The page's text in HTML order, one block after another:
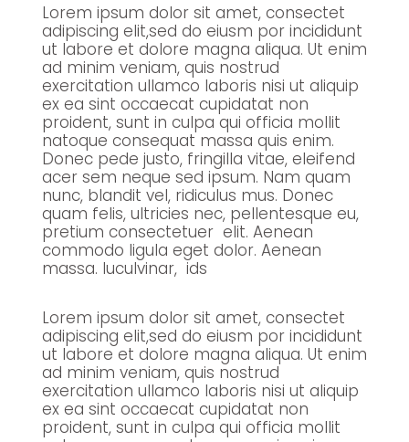
Lorem ipsum dolor sit amet, consectet
adipiscing elit,sed do eiusm por incididunt
ut labore et dolore magna aliqua. Ut enim
ad minim veniam, quis nostrud
exercitation ullamco laboris nisi ut aliquip
ex ea sint occaecat cupidatat non
proident, sunt in culpa qui officia mollit
natoque consequat massa quis enim.
Donec pede justo, fringilla vitae, eleifend
acer sem neque sed ipsum. Nam quam
nunc, blandit vel, ridiculus mus. Donec
quam felis, ultricies nec, pellentesque eu,
pretium consectetuer elit. Aenean
commodo ligula eget dolor. Aenean
massa. luculvinar, ids
Lorem ipsum dolor sit amet, consectet
adipiscing elit,sed do eiusm por incididunt
ut labore et dolore magna aliqua. Ut enim
ad minim veniam, quis nostrud
exercitation ullamco laboris nisi ut aliquip
ex ea sint occaecat cupidatat non
proident, sunt in culpa qui officia mollit